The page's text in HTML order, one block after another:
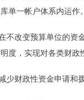
单一帐户体系内运作。
改变预算单位的资金
度，实现对各类财政
财政性资金申请和拨